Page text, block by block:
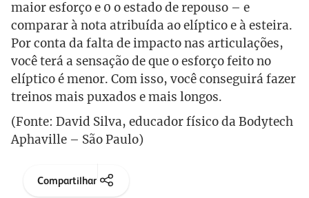
maior esforço e 0 o estado de repouso – e
comparar à nota atribuída ao elíptico e à esteira.
Por conta da falta de impacto nas articulações,
você terá a sensação de que o esforço feito no
elíptico é menor. Com isso, você conseguirá fazer
treinos mais puxados e mais longos.
(Fonte: David Silva, educador físico da Bodytech
Aphaville – São Paulo)
Compartilhar